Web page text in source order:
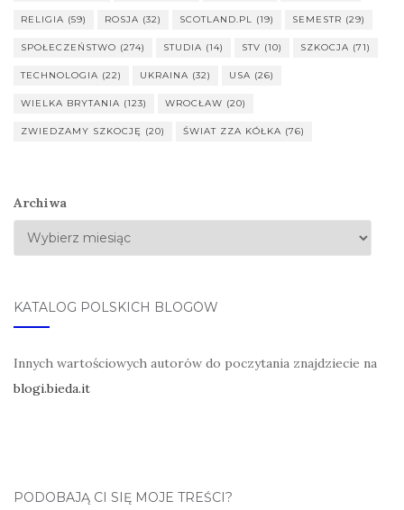
RELIGIA (59) ROSJA (32) SCOTLAND.PL (19) SEMESTR (29)
SPOŁECZEŃSTWO (274) STUDIA (14) STV (10) SZKOCJA (71)
TECHNOLOGIA (22) UKRAINA (32) USA (26)
WIELKA BRYTANIA (123) WROCŁAW (20)
ZWIEDZAMY SZKOCJĘ (20) ŚWIAT ZZA KÓŁKA (76)
Archiwa
KATALOG POLSKICH BLOGÓW
Innych wartościowych autorów do poczytania znajdziecie na
blogi.bieda.it
PODOBAJĄ CI SIĘ MOJE TREŚCI?